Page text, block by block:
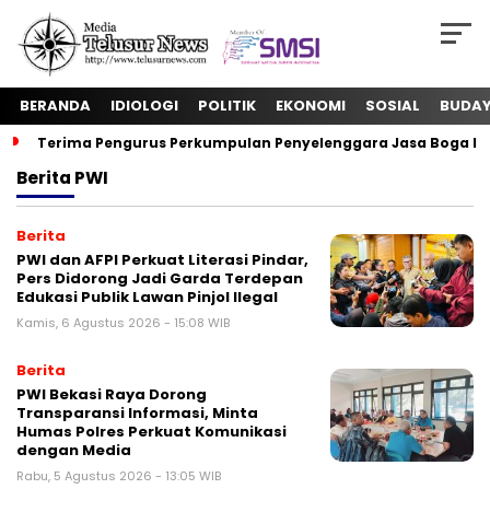
BERANDA IDIOLOGI POLITIK EKONOMI SOSIAL
Terima Pengurus Perkumpulan Penyelenggara Jasa Boga
Berita PWI
Berita
PWI dan AFPI Perkuat Literasi Pindar,
Pers Didorong Jadi Garda Terdepan
Edukasi Publik Lawan Pinjol Ilegal
Kamis, 6 Agustus 2026 - 15:08 WIB
Berita
PWI Bekasi Raya Dorong
Transparansi Informasi, Minta
Humas Polres Perkuat Komunikasi
dengan Media
Rabu, 5 Agustus 2026 - 13:05 WIB